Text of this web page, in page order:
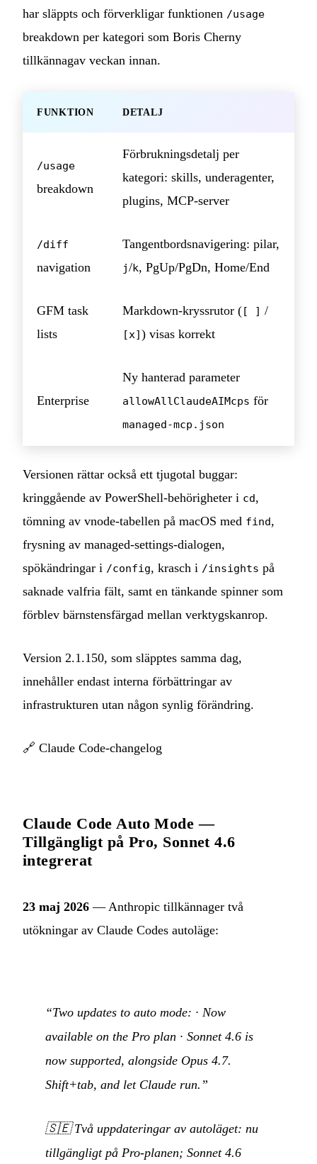
har släppts och förverkligar funktionen /usage
breakdown per kategori som Boris Cherny
tillkännagav veckan innan.
FUNKTION DETALJ
/usage
breakdown
Förbrukningsdetalj per
kategori: skills, underagenter,
plugins, MCP-server
/diff
navigation
Tangentbordsnavigering: pilar,
j/k, PgUp/PgDn, Home/End
GFM task
lists
Markdown-kryssrutor ([ ] /
[x]) visas korrekt
Enterprise
Ny hanterad parameter
allowAllClaudeAIMcps för
managed-mcp.json
Versionen rättar också ett tjugotal buggar:
kringgående av PowerShell-behörigheter i cd,
tömning av vnode-tabellen på macOS med find,
frysning av managed-settings-dialogen,
spökändringar i /config, krasch i /insights på
saknade valfria fält, samt en tänkande spinner som
förblev bärnstensfärgad mellan verktygskanrop.
Version 2.1.150, som släpptes samma dag,
innehåller endast interna förbättringar av
infrastrukturen utan någon synlig förändring.
🔗 Claude Code-changelog
Claude Code Auto Mode —
Tillgängligt på Pro, Sonnet 4.6
integrerat
23 maj 2026 — Anthropic tillkännager två
utökningar av Claude Codes autoläge:
“Two updates to auto mode: · Now
available on the Pro plan · Sonnet 4.6 is
now supported, alongside Opus 4.7.
Shift+tab, and let Claude run.”
🇸🇪Två uppdateringar av autoläget: nu
tillgängligt på Pro-planen; Sonnet 4.6